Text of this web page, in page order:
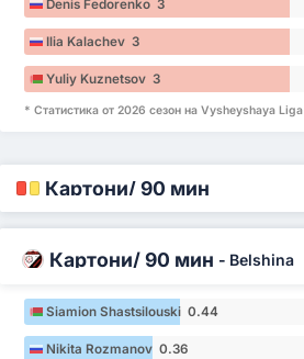
Denis Fedorenko 3
Ilia Kalachev 3
Yuliy Kuznetsov 3
* Статистика от 2026 сезон на Vysheyshaya Liga
Картони/ 90 мин
Картони/ 90 мин - Belshina
Siamion Shastsilouski 0.44
Nikita Rozmanov 0.36